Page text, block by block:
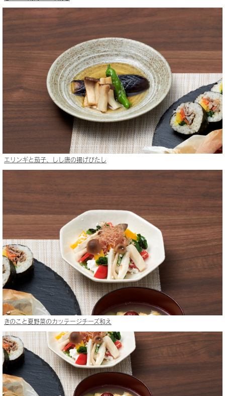
エリンギと茄子、しし唐の揚げびたし
きのこと夏野菜のカッテージチーズ和え